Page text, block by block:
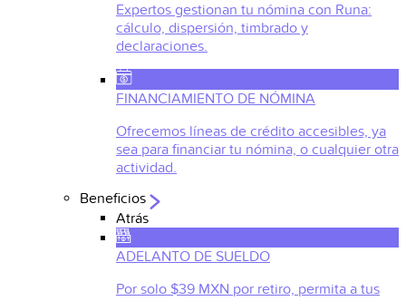
Expertos gestionan tu nómina con Runa:
cálculo, dispersión, timbrado y
declaraciones.
FINANCIAMIENTO DE NÓMINA
Ofrecemos líneas de crédito accesibles, ya
sea para financiar tu nómina, o cualquier otra
actividad.
Beneficios
Atrás
ADELANTO DE SUELDO
Por solo $39 MXN por retiro, permita a tus